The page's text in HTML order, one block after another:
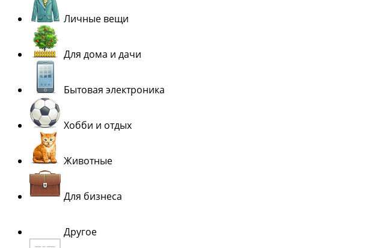
Личные вещи
Для дома и дачи
Бытовая электроника
Хобби и отдых
Животные
Для бизнеса
Другое